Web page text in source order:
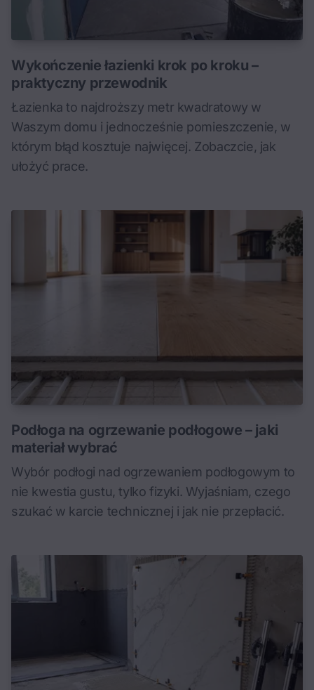
Wykończenie łazienki krok po kroku –
praktyczny przewodnik
Łazienka to najdroższy metr kwadratowy w
Waszym domu i jednocześnie pomieszczenie, w
którym błąd kosztuje najwięcej. Zobaczcie, jak
ułożyć prace.
Podłoga na ogrzewanie podłogowe – jaki
materiał wybrać
Wybór podłogi nad ogrzewaniem podłogowym to
nie kwestia gustu, tylko fizyki. Wyjaśniam, czego
szukać w karcie technicznej i jak nie przepłacić.